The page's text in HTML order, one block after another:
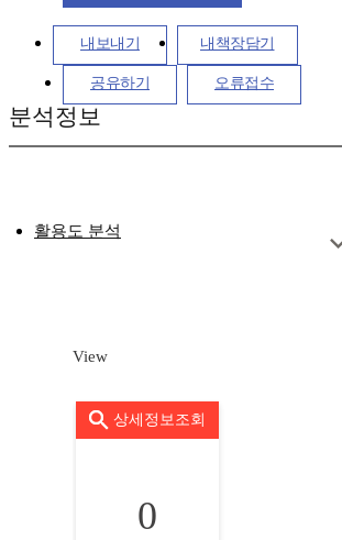
내보내기 내책장담기
공유하기 오류접수
분석정보
활용도 분석
View
상세정보조회
0